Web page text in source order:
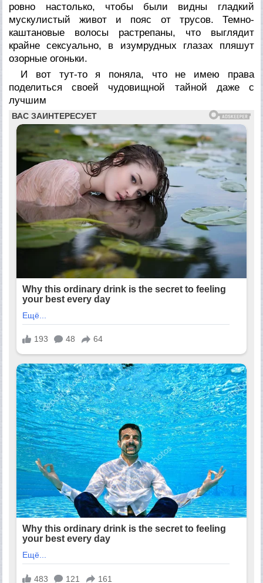
ровно настолько, чтобы были видны гладкий
мускулистый живот и пояс от трусов. Темно-
каштановые волосы растрепаны, что выглядит
крайне сексуально, в изумрудных глазах пляшут
озорные огоньки.
И вот тут-то я поняла, что не имею права
поделиться своей чудовищной тайной даже с
лучшим